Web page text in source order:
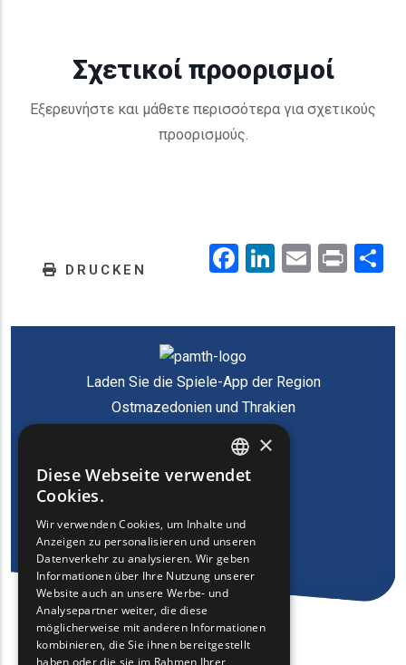
Σχετικοί προορισμοί
Εξερευνήστε και μάθετε περισσότερα για σχετικούς
προορισμούς.
DRUCKEN Facebook
LinkedIn
EmailPrint
Laden Sie die Spiele-App der Region
Ostmazedonien und Thrakien
ENGLISH
FRENCH
BULGARIAN
ROMANIAN
×
Diese Webseite verwendet
Cookies.
Wir verwenden Cookies, um Inhalte und
Anzeigen zu personalisieren und unseren
Datenverkehr zu analysieren. Wir geben
Informationen über Ihre Nutzung unserer
Website auch an unsere Werbe- und
Analysepartner weiter, die diese
möglicherweise mit anderen Informationen
kombinieren, die Sie ihnen bereitgestellt
haben oder die sie im Rahmen Ihrer